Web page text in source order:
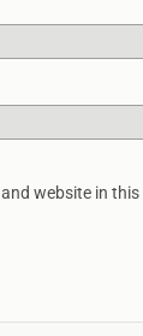
website in